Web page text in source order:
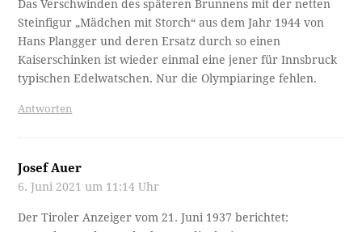
Das Verschwinden des späteren Brunnens mit der netten
Steinfigur „Mädchen mit Storch“ aus dem Jahr 1944 von
Hans Plangger und deren Ersatz durch so einen
Kaiserschinken ist wieder einmal eine jener für Innsbruck
typischen Edelwatschen. Nur die Olympiaringe fehlen.
Antworten
Josef Auer
6. Juni 2021 um 11:14 Uhr
Der Tiroler Anzeiger vom 21. Juni 1937 berichtet: